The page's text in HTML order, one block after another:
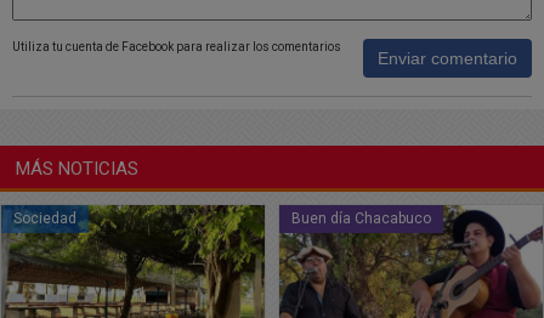
Utiliza tu cuenta de Facebook para realizar los comentarios
Enviar comentario
MÁS NOTICIAS
Buen día Chacabuco Buen día Chacabuco